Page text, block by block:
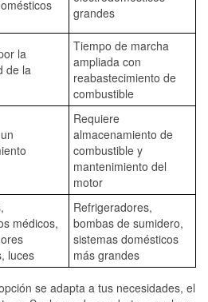
grandes
la
de la
Tiempo de marcha
ampliada con
reabastecimiento de
combustible
Requiere
almacenamiento de
combustible y
mantenimiento del
motor
médicos,
luces
Refrigeradores,
bombas de sumidero,
sistemas domésticos
más grandes
se adapta a tus necesidades, el